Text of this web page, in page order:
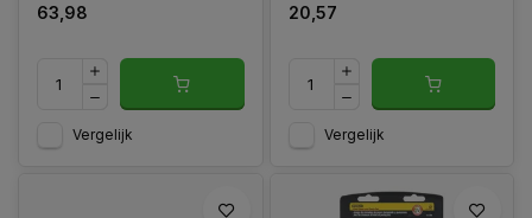
63,98
Vergelijk
20,57
Vergelijk